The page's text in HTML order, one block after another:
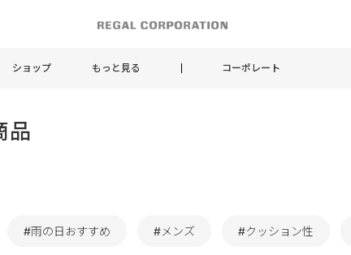
ショップ もっと見る コーポレート
品
#雨の日おすすめ #メンズ #クッション性